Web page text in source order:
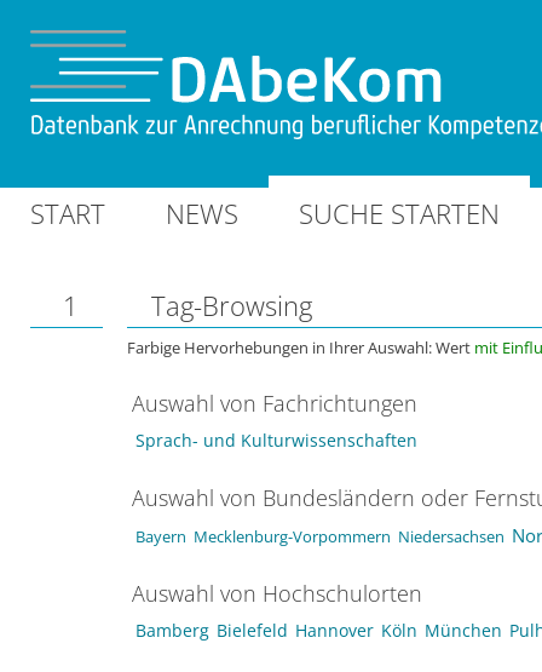
START NEWS SUCHE STARTEN
1 Tag-Browsing
Farbige Hervorhebungen in Ihrer Auswahl: Wert mit
Auswahl von Fachrichtungen
Sprach- und Kulturwissenschaften
Auswahl von Bundesländern oder
Bayern Mecklenburg-Vorpommern Niedersachsen
Auswahl von Hochschulorten
Bamberg Bielefeld Hannover Köln München